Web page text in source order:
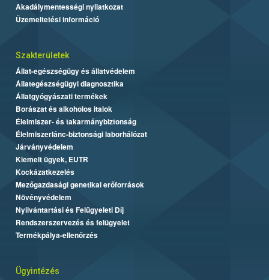
Akadálymentességi nyilatkozat
Üzemeltetési információ
Szakterületek
Állat-egészségügy és állatvédelem
Állategészségügyi diagnosztika
Állatgyógyászati termékek
Borászat és alkoholos italok
Élelmiszer- és takarmánybiztonság
Élelmiszerlánc-biztonsági laborhálózat
Járványvédelem
Kiemelt ügyek, EUTR
Kockázatkezelés
Mezőgazdasági genetikai erőforrások
Növényvédelem
Nyilvántartási és Felügyeleti Díj
Rendszerszervezés és felügyelet
Termékpálya-ellenőrzés
Ügyintézés